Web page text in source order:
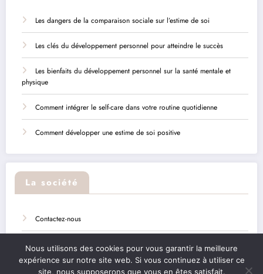
Les dangers de la comparaison sociale sur l’estime de soi
Les clés du développement personnel pour atteindre le succès
Les bienfaits du développement personnel sur la santé mentale et
physique
Comment intégrer le self-care dans votre routine quotidienne
Comment développer une estime de soi positive
La société
Contactez-nous
Sitemap
Mentions légales
Nous utilisons des cookies pour vous garantir la meilleure
expérience sur notre site web. Si vous continuez à utiliser ce
site, nous supposerons que vous en êtes satisfait.